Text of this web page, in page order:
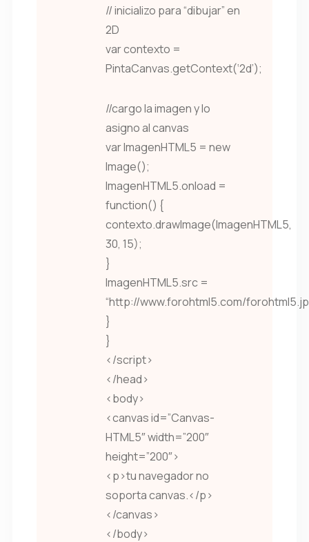
// inicializo para “dibujar” en
2D
var contexto =
PintaCanvas.getContext(‘2d’);
//cargo la imagen y lo
asigno al canvas
var ImagenHTML5 = new
Image();
ImagenHTML5.onload =
function() {
contexto.drawImage(ImagenHTML5,
30, 15);
}
ImagenHTML5.src =
“http://www.forohtml5.com/
}
}
</script>
</head>
<body>
<canvas id=”Canvas-
HTML5″ width=”200″
height=”200″>
<p>tu navegador no
soporta canvas.</p>
</canvas>
</body>